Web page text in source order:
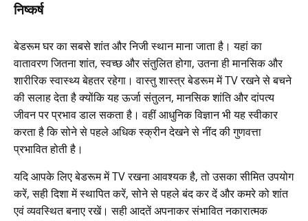
निष्कर्ष
बेडरूम घर का सबसे शांत और निजी स्थान माना जाता है। यहां का
वातावरण जितना शांत, स्वच्छ और संतुलित होगा, उतना ही मानसिक और
शारीरिक स्वास्थ्य बेहतर रहेगा। वास्तु शास्त्र बेडरूम में TV रखने से बचने
की सलाह देता है क्योंकि यह ऊर्जा संतुलन, मानसिक शांति और दांपत्य
जीवन पर प्रभाव डाल सकता है। वहीं आधुनिक विज्ञान भी यह स्वीकार
करता है कि सोने से पहले अधिक स्क्रीन देखने से नींद की गुणवत्ता
प्रभावित होती है।
यदि आपके लिए बेडरूम में TV रखना आवश्यक है, तो उसका सीमित उपयोग
करें, सही दिशा में स्थापित करें, सोने से पहले बंद कर दें और कमरे को शांत
एवं व्यवस्थित बनाए रखें। सही आदतें अपनाकर संभावित नकारात्मक